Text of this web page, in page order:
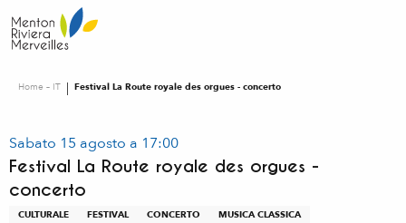
au
contenu
Home – IT Festival La Route royale des orgues - concerto
Sabato 15 agosto a 17:00
Festival La Route royale des orgues -
concerto
CULTURALE FESTIVAL CONCERTO MUSICA CLASSICA